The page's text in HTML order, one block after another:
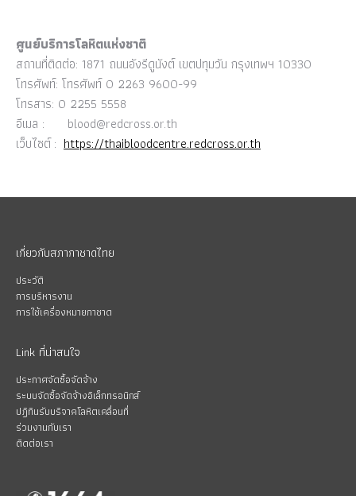
ศูนย์บริการโลหิตแห่งชาติ
สถานที่ติดต่อ: 1871 ถนนอังรีดูนังต์ เขตปทุมวัน กรุงเทพฯ 10330
โทรศัพท์: โทรศัพท์ 0 2263 9600-99
โทรสาร: 0 2255 5558
อีเมล :
blood@redcross.or.th
เว็บไซต์ : https://thaibloodcentre.redcross.or.th
เกี่ยวกับสภากาชาดไทย
ประวัติ
การบริหารงาน
การใช้เครื่องหมายกาชาด
Link ที่น่าสนใจ
ประกาศจัดซื้อจัดจ้าง
ระบบจัดซื้อจัดจ้างอิเล็กทรอนิกส์
ปฏิทินรับบริจาคโลหิตเคลื่อนที่
ร่วมงานกับเรา
ติดต่อเรา